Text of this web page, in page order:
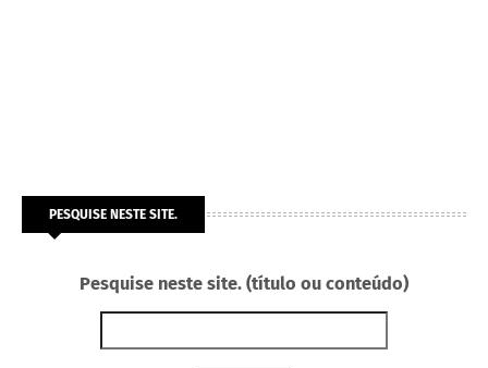
PESQUISE NESTE SITE.
Pesquise neste site. (título ou conteúdo)